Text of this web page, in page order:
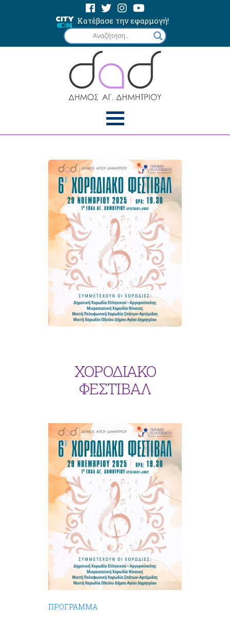
Κατέβασε την εφαρμογή!
ΧΟΡΟΔΙΑΚΟ
ΦΕΣΤΙΒΑΛ
ΠΡΟΓΡΑΜΜΑ